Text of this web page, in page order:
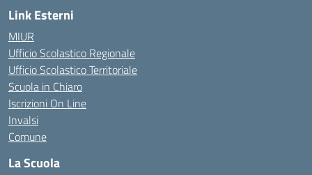
Link Esterni
MIUR
Ufficio Scolastico Regionale
Ufficio Scolastico Territoriale
Scuola in Chiaro
Iscrizioni On Line
Invalsi
Comune
La Scuola